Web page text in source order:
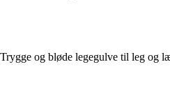
Trygge og bløde legegulve til leg og